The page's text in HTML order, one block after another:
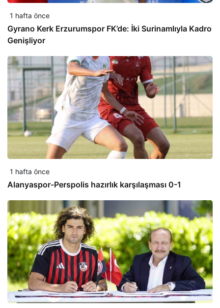
1 hafta önce
Gyrano Kerk Erzurumspor FK’de: İki Surinamlıyla Kadro
Genişliyor
1 hafta önce
Alanyaspor-Perspolis hazırlık karşılaşması 0-1